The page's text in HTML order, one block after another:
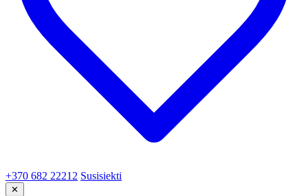
+370 682 22212 Susisiekti
✕